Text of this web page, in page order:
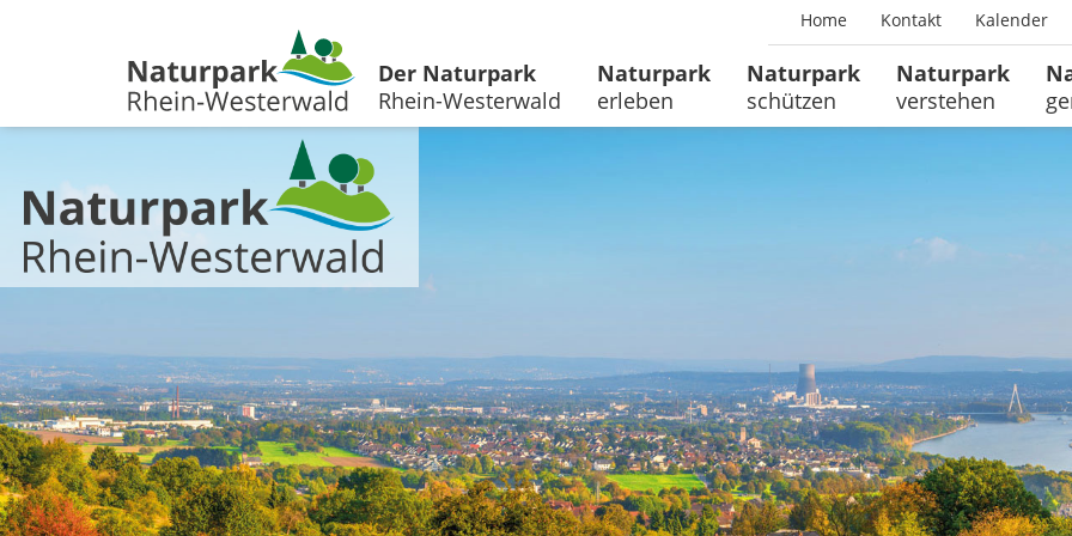
Home Kontakt Kalender
Der Naturpark
Rhein-Westerwald
Naturpark
erleben
Naturpark
schützen
Naturpark
verstehen